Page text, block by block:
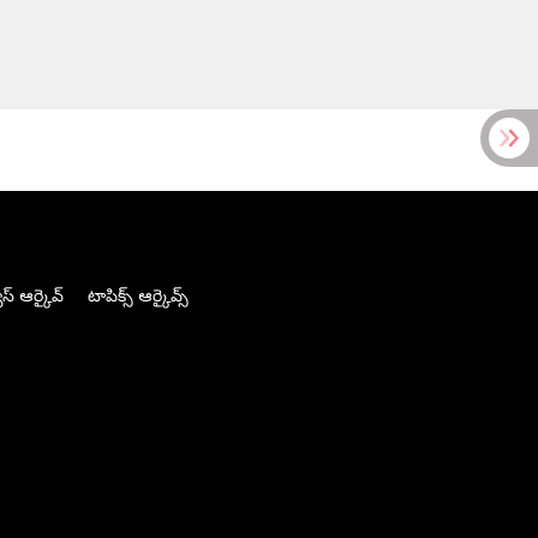
ఆర్కైవ్ టాపిక్స్ ఆర్కైవ్స్